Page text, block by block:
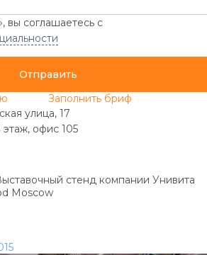
вы соглашаетесь с
Отправить
Заполнить бриф
улица, 17
этаж, офис 105
стенд компании Унивита
Moscow